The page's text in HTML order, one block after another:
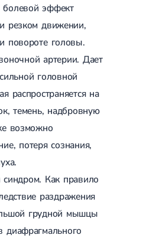
(болезнь Аддисона)
Ультразвуковая терапия
Магнитотерапия
после вывиха
после эндопротезирования
физкультура
эффект
резком движении,
повороте головы.
артерии. Дает
головной
распространяется на
темень, надбровную
возможно
потеря сознания,
Как правило
раздражения
грудной мышцы
диафрагмального